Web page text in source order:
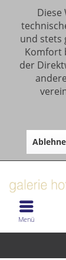
Diese
und stets
Komfort
der
Menü